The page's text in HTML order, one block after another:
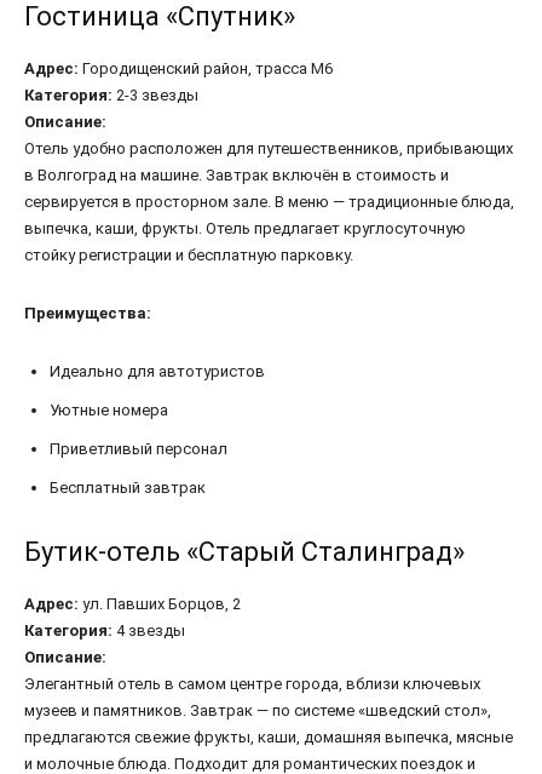
Гостиница «Спутник»
Адрес: Городищенский район, трасса М6
Категория: 2-3 звезды
Описание:
Отель удобно расположен для путешественников, прибывающих
в Волгоград на машине. Завтрак включён в стоимость и
сервируется в просторном зале. В меню — традиционные блюда,
выпечка, каши, фрукты. Отель предлагает круглосуточную
стойку регистрации и бесплатную парковку.
Преимущества:
Идеально для автотуристов
Уютные номера
Приветливый персонал
Бесплатный завтрак
Бутик-отель «Старый Сталинград»
Адрес: ул. Павших Борцов, 2
Категория: 4 звезды
Описание:
Элегантный отель в самом центре города, вблизи ключевых
музеев и памятников. Завтрак — по системе «шведский стол»,
предлагаются свежие фрукты, каши, домашняя выпечка, мясные
и молочные блюда. Подходит для романтических поездок и